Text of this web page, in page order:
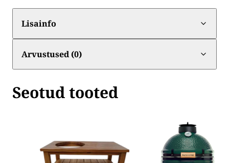
Lisainfo
Arvustused (0)
Seotud tooted